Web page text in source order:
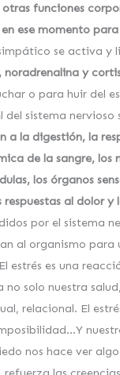
funciones
ese momento
se activa y
noradrenalina y
o para huir del
del sistema nervioso
a la digestión, la
de la sangre, los
los órganos
respuestas al dolor y
por el sistema
al organismo para
estrés es una
solo nuestra
relacional. El
nos hace ver